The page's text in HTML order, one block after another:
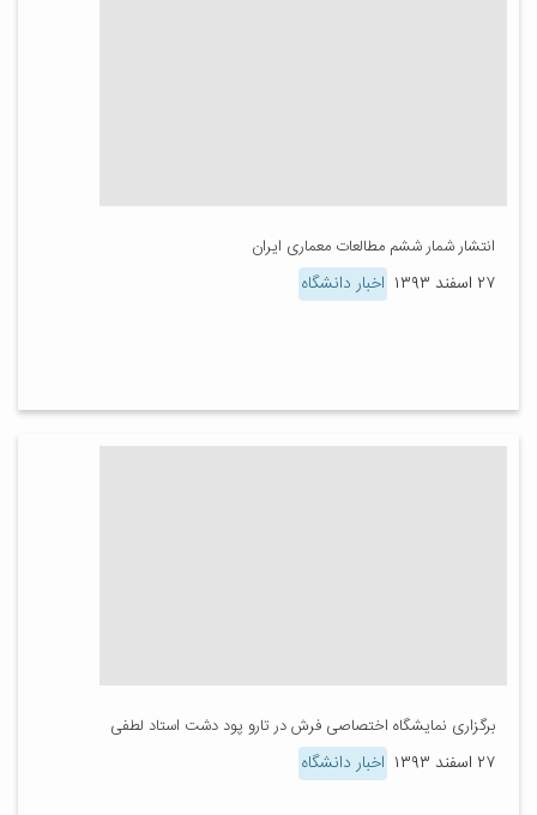
انتشار شمار ششم مطالعات معماری ایران
۲۷ اسفند ۱۳۹۳ اخبار دانشگاه
برگزاری نمایشگاه اختصاصی فرش در تارو پود دشت استاد لطفی
۲۷ اسفند ۱۳۹۳ اخبار دانشگاه